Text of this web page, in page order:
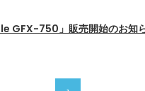
GFX-750」販売開始のお知